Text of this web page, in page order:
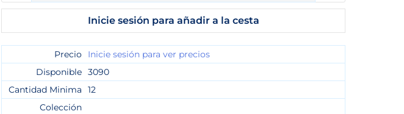
Inicie sesión para añadir a la cesta
Precio
Inicie sesión para ver precios
Disponible 3090
Cantidad Minima
12
Colección